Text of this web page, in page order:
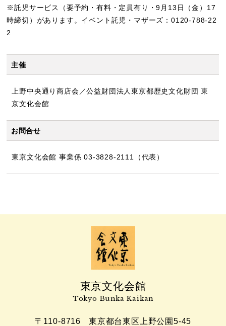
※託児サービス（要予約・有料・定員有り・9月13日（金）17
時締切）があります。イベント託児・マザーズ：0120-788-22
2
主催
上野中央通り商店会／公益財団法人東京都歴史文化財団 東
京文化会館
お問合せ
東京文化会館 事業係 03-3828-2111（代表）
東京文化会館
Tokyo Bunka Kaikan
〒110-8716 東京都台東区上野公園5-45